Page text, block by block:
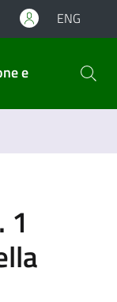
ENG
e
1